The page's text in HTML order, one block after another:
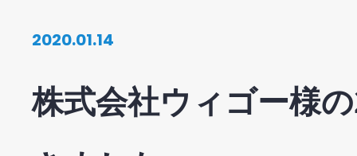
2020.01.14
株式会社ウィゴー様